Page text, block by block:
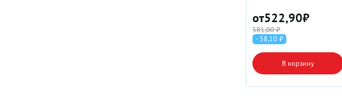
от522,90₽
581,00 ₽
- 58,10 ₽
В корзину